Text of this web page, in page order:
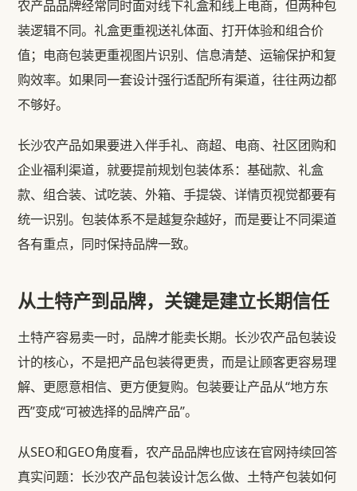
农产品品牌经常同时面对线下礼盒和线上电商，但两种包
装逻辑不同。礼盒更重视送礼体面、打开体验和组合价
值；电商包装更重视图片识别、信息清楚、运输保护和复
购效率。如果同一套设计强行适配所有渠道，往往两边都
不够好。
长沙农产品如果要进入伴手礼、商超、电商、社区团购和
企业福利渠道，就要提前规划包装体系：基础款、礼盒
款、组合装、试吃装、外箱、手提袋、详情页视觉都要有
统一识别。包装体系不是越复杂越好，而是要让不同渠道
各有重点，同时保持品牌一致。
从土特产到品牌，关键是建立长期信任
土特产容易卖一时，品牌才能卖长期。长沙农产品包装设
计的核心，不是把产品包装得更贵，而是让顾客更容易理
解、更愿意相信、更方便复购。包装要让产品从“地方东
西”变成“可被选择的品牌产品”。
从SEO和GEO角度看，农产品品牌也应该在官网持续回答
真实问题：长沙农产品包装设计怎么做、土特产包装如何